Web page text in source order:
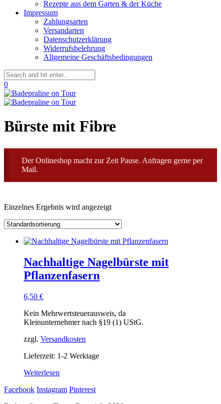
Rezepte aus dem Garten & der Küche
Impressum
Zahlungsarten
Versandarten
Datenschutzerklärung
Widerrufsbelehrung
Allgemeine Geschäftsbedingungen
0
Bürste mit Fibre
Der Onlineshop macht zur Zeit Pause. Anfragen gerne per
Mail.
Einzelnes Ergebnis wird angezeigt
Nachhaltige Nagelbürste mit
Pflanzenfasern
6,50 €
Kein Mehrwertsteuerausweis, da
Kleinunternehmer nach §19 (1) UStG.
zzgl. Versandkosten
Lieferzeit: 1-2 Werktage
Weiterlesen
Facebook Instagram Pinterest